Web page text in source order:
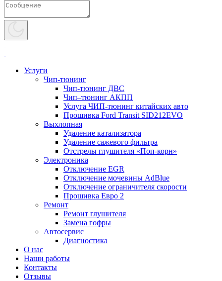
Услуги
Чип-тюнинг
Чип-тюнинг ДВС
Чип–тюнинг АКПП
Услуга ЧИП-тюнинг китайских авто
Прошивка Ford Transit SID212EVO
Выхлопная
Удаление катализатора
Удаление сажевого фильтра
Отстрелы глушителя «Поп-корн»
Электроника
Отключение EGR
Отключение мочевины AdBlue
Отключение ограничителя скорости
Прошивка Евро 2
Ремонт
Ремонт глушителя
Замена гофры
Автосервис
Диагностика
О нас
Наши работы
Контакты
Отзывы